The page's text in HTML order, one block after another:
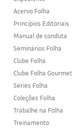
Acervo Folha
Princípios Editoriais
Manual de conduta
Seminários Folha
Clube Folha
Clube Folha Gourmet
Séries Folha
Coleções Folha
Trabalhe na Folha
Treinamento